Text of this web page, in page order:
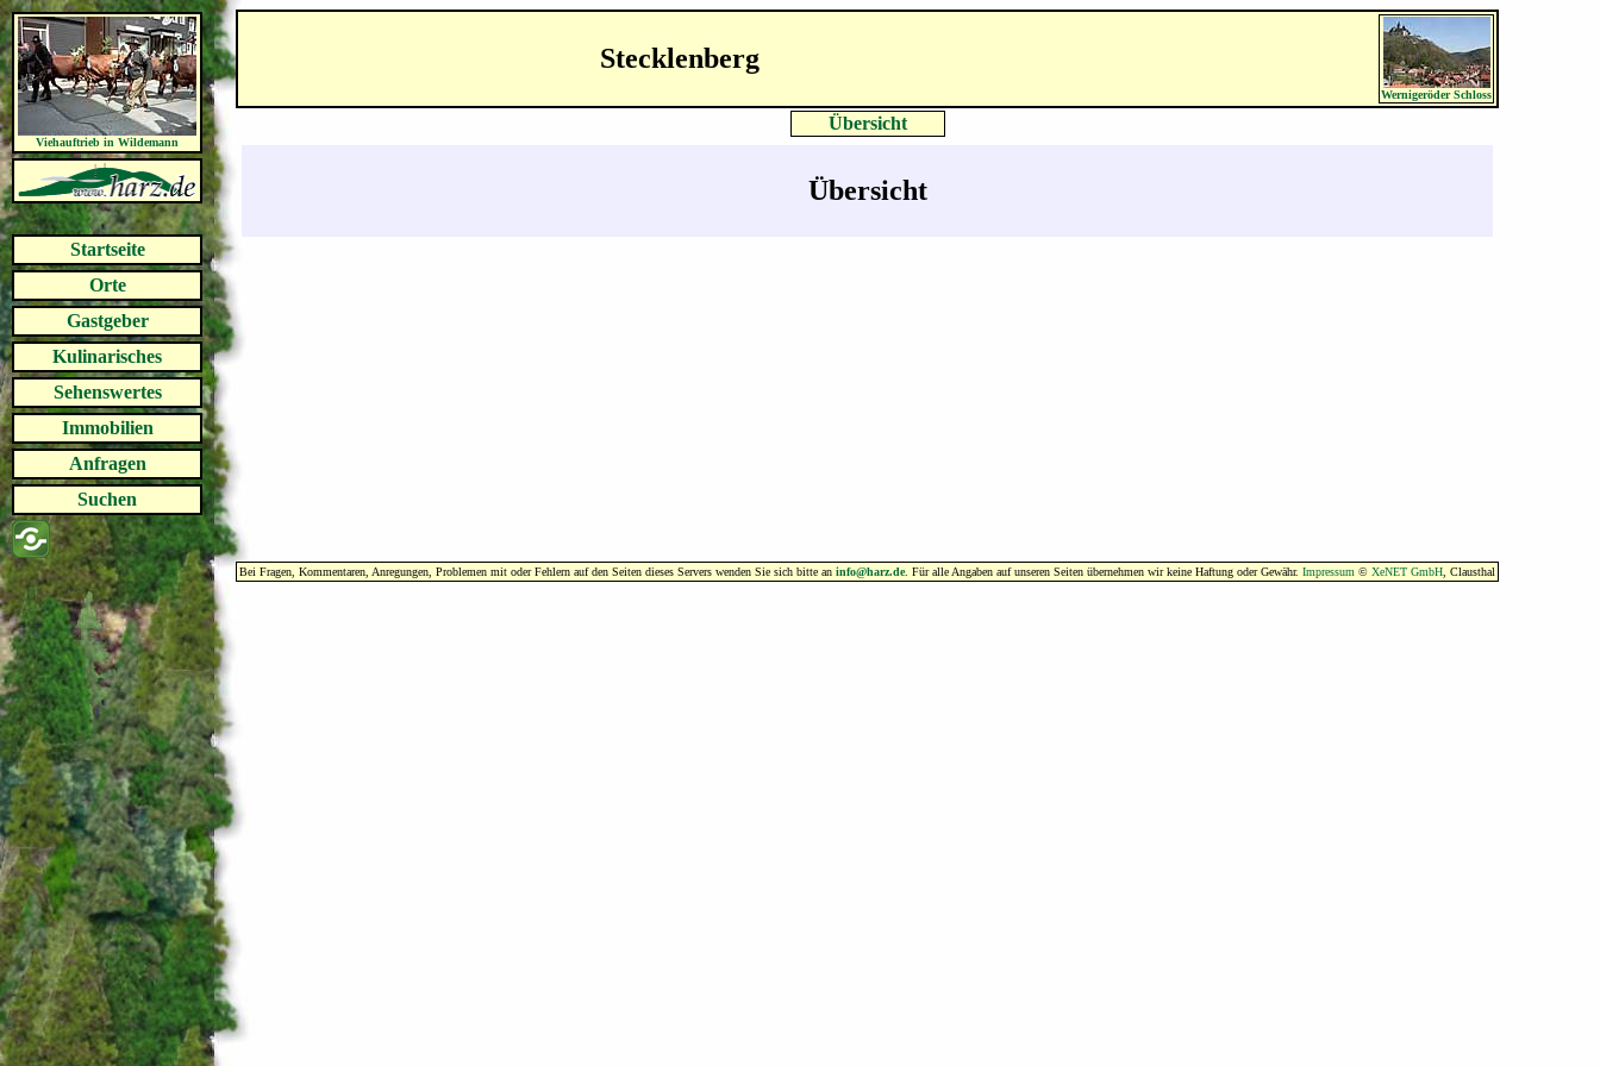
Viehauftrieb in Wildemann
Startseite
Orte
Gastgeber
Kulinarisches
Sehenswertes
Immobilien
Anfragen
Suchen
Stecklenberg
Wernigeröder Schloss
Übersicht
Übersicht
Bei Fragen, Kommentaren, Anregungen, Problemen mit oder Fehlern auf den Seiten dieses Servers wenden Sie sich bitte an info@harz.de. Für alle Angaben auf unseren Seiten übernehmen wir keine Haftung oder Gewähr. Impressum © XeNET GmbH , Clausthal